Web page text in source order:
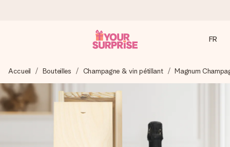
Nous préparons votre cadeau avec attention et l’envoyons
en un éclair – pour que vous puissiez l’offrir au bon moment,
quand cela compte le plus.
4,8 (sur la base de +15 000 avis)
FR
Accueil Bouteilles Champagne & vin pétillant Magnum